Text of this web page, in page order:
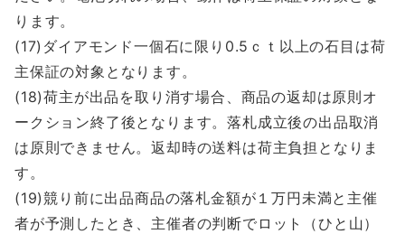
ります。
(17)ダイアモンド一個石に限り0.5ｃｔ以上の石目は荷
主保証の対象となります。
(18)荷主が出品を取り消す場合、商品の返却は原則オ
ークション終了後となります。落札成立後の出品取消
は原則できません。返却時の送料は荷主負担となりま
す。
(19)競り前に出品商品の落札金額が１万円未満と主催
者が予測したとき、主催者の判断でロット（ひと山）